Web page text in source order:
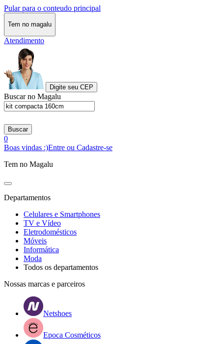
Pular para o conteudo principal
Tem no magalu
Atendimento
Digite seu CEP
Buscar no Magalu
Buscar
0
Boas vindas :)Entre ou Cadastre-se
Tem no Magalu
Departamentos
Celulares e Smartphones
TV e Vídeo
Eletrodomésticos
Móveis
Informática
Moda
Todos os departamentos
Nossas marcas e parceiros
Netshoes
Epoca Cosméticos